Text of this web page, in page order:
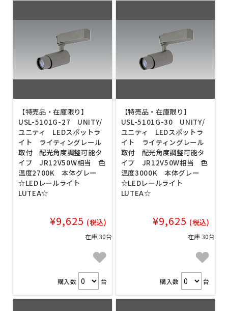
【特売品・在庫限り】
USL-5101G-27 UNITY/
ユニティ LEDスポットラ
イト ライティングレール
取付 配光角度調整可能タ
イプ JR12V50W相当 色
温度2700K 本体グレー
☆LEDレールライト
LUTEA☆
¥9,625 (税込)
在庫 30台
購入数 台
【特売品・在庫限り】
USL-5101G-30 UNITY/
ユニティ LEDスポットラ
イト ライティングレール
取付 配光角度調整可能タ
イプ JR12V50W相当 色
温度3000K 本体グレー
☆LEDレールライト
LUTEA☆
¥9,625 (税込)
在庫 30台
購入数 台